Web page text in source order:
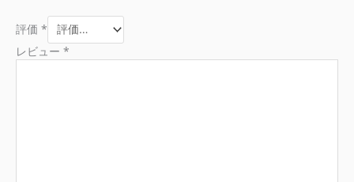
評価 *
レビュー *